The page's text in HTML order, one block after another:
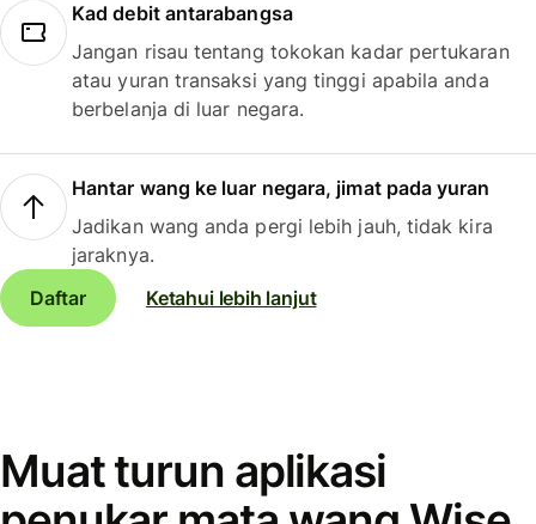
Kad debit antarabangsa
Jangan risau tentang tokokan kadar pertukaran
atau yuran transaksi yang tinggi apabila anda
berbelanja di luar negara.
Hantar wang ke luar negara, jimat pada yuran
Jadikan wang anda pergi lebih jauh, tidak kira
jaraknya.
Daftar
Ketahui lebih lanjut
Muat turun aplikasi